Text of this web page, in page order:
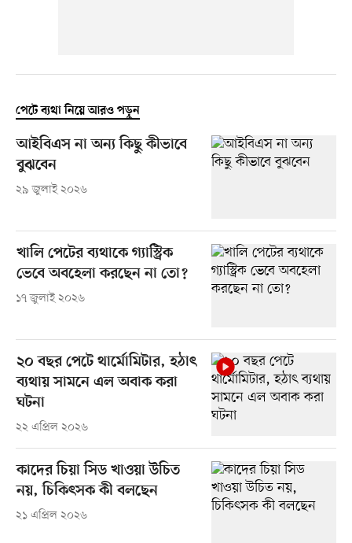
পেটে ব্যথা নিয়ে আরও পড়ুন
আইবিএস না অন্য কিছু কীভাবে
বুঝবেন
২৯ জুলাই ২০২৬
খালি পেটের ব্যথাকে গ্যাস্ট্রিক
ভেবে অবহেলা করছেন না তো?
১৭ জুলাই ২০২৬
২০ বছর পেটে থার্মোমিটার, হঠাৎ
ব্যথায় সামনে এল অবাক করা
ঘটনা
২২ এপ্রিল ২০২৬
কাদের চিয়া সিড খাওয়া উচিত
নয়, চিকিৎসক কী বলছেন
২১ এপ্রিল ২০২৬